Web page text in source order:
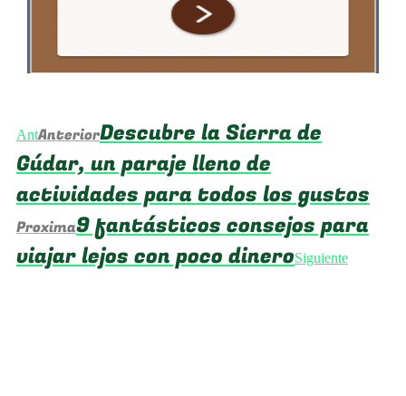
AntAnteriorDescubre la Sierra de
Gúdar, un paraje lleno de
actividades para todos los gustos
Proxima9 fantásticos consejos para
viajar lejos con poco dineroSiguiente